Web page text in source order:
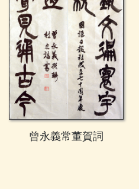
曾永義常董賀詞